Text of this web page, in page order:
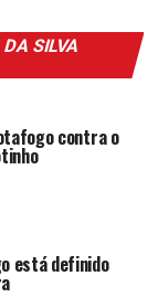
SILVA
contra o
está definido